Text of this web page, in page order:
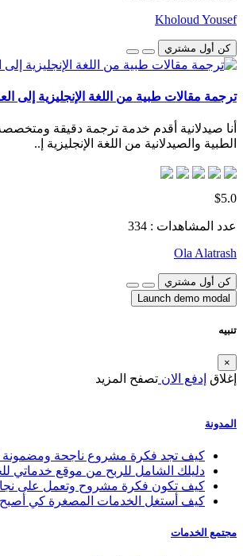
Kholoud Yousef
كن أول مشتري
ترجمة مقالات طبية من اللغة الإنجليزية إلى
أنا صيدلانية أقدم خدمة ترجمة دقيقة
الطبية والصيدلانية من اللغة الإنجليزية إ..
$5.0
عدد المشاهدات : 334
Ola Alatrash
كن أول مشتري
Launch demo modal
تنبيه
×
إغلاق إدفع الان تصفح المزيد
المدونة
كيف تجد فكرة مشروع ناجحة ومضمونة
دليلك الشامل للربح من موقع خدماتي
كيف تكون فكرة مشروح وتعمل على
كيف أستغل الخدمات المصغرة كي أصبح
مجتمع الخدمات